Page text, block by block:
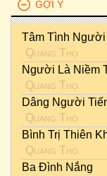
GỢI Ý
Tâm Tình Người
Quang Thọ
Người Là Niềm
Quang Thọ
Dâng Người
Quang Thọ
Bình Trị Thiên
Quang Thọ
Ba Đình Nắng